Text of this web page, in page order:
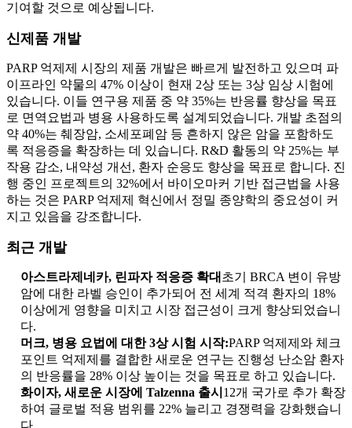
기여할 것으로 예상됩니다.
신제품 개발
PARP 억제제 시장의 제품 개발은 빠르게 발전하고 있으며 파
이프라인 약물의 47% 이상이 현재 2상 또는 3상 임상 시험에
있습니다. 이들 연구용 제품 중 약 35%는 반응률 향상을 목표
로 면역요법과 병용 사용하도록 설계되었습니다. 개발 초점의
약 40%는 췌장암, 소세포폐암 등 흔하지 않은 암을 포함하도
록 적응증을 확장하는 데 있습니다. R&D 활동의 약 25%는 부
작용 감소, 내약성 개선, 환자 순응도 향상을 목표로 합니다. 진
행 중인 프로젝트의 32%에서 바이오마커 기반 접근법을 사용
하는 것은 PARP 억제제 혁신에서 정밀 종양학의 중요성이 커
지고 있음을 강조합니다.
최근 개발
아스트라제네카, 린파자 적응증 확대 초기 BRCA 변이 유방
암에 대한 라벨 승인이 추가되어 전 세계 적격 환자의 18%
이상에게 영향을 미치고 시장 접근성이 크게 향상되었습니
다.
머크, 병용 요법에 대한 3상 시험 시작:PARP 억제제와 체크
포인트 억제제를 결합한 새로운 연구는 진행성 난소암 환자
의 반응률을 28% 이상 높이는 것을 목표로 하고 있습니다.
화이자, 새로운 시장에 Talzenna 출시 12개 국가로 추가 확장
하여 글로벌 적용 범위를 22% 늘리고 경쟁력을 강화했습니
다.